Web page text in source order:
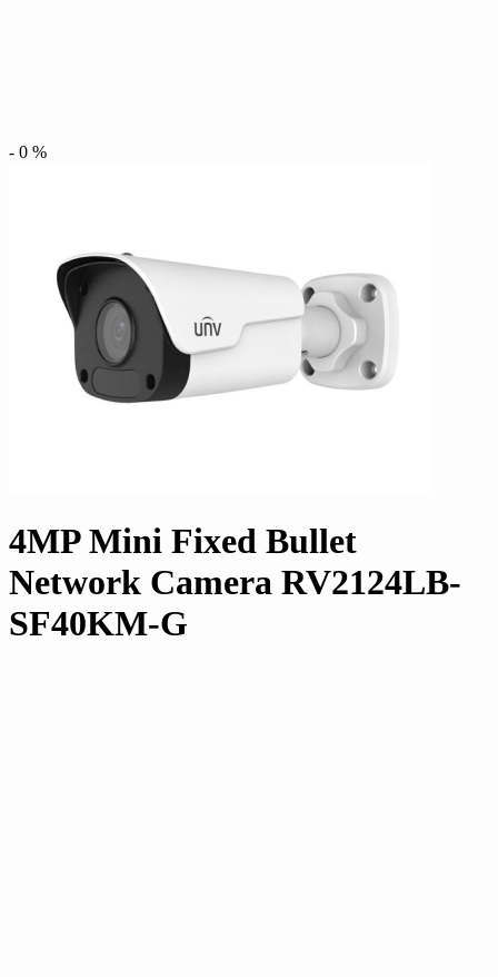
- 0 %
4MP Mini Fixed Bullet
Network Camera RV2124LB-
SF40KM-G